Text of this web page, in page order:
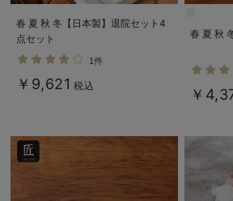
春 夏 秋 冬【日本製】退院セット4
点セット
1件
￥9,621 税込
春 夏 秋
￥